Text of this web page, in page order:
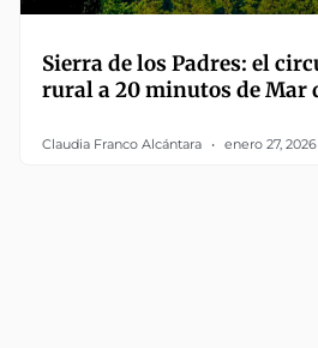
Sierra de los Padres: el
rural a 20 minutos de Mar
Claudia Franco Alcántara enero 27, 2026